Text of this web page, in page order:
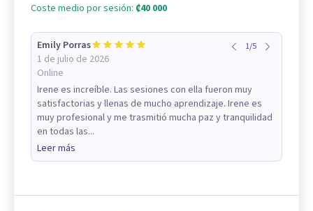
Coste medio por sesión: ₡40 000
Emily Porras
1 de julio de 2026
Online
1/5
Irene es increíble. Las sesiones con ella fueron muy
satisfactorias y llenas de mucho aprendizaje. Irene es
muy profesional y me trasmitió mucha paz y tranquilidad
en todas las...
Leer más